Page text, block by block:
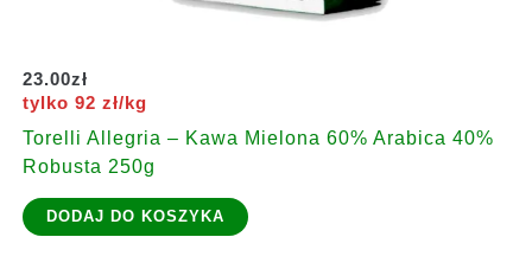
23.00zł
tylko 92 zł/kg
Torelli Allegria – Kawa Mielona 60% Arabica 40%
Robusta 250g
DODAJ DO KOSZYKA